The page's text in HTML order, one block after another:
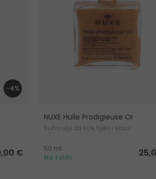
-4%
€
NUXE Huile Prodigieuse Or
Suho ulje za lice, tijelo i kosu
50 ml
Na zalihi